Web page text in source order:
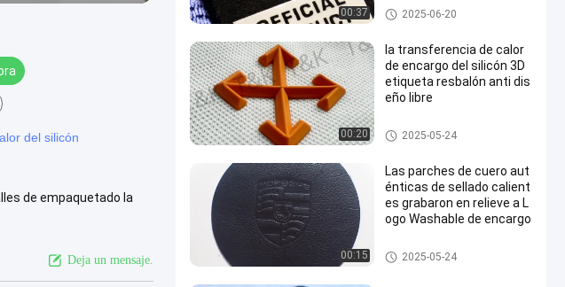
del silicón
de empaquetado la
Deja un mensaje.
00:37
apatos
Etiquetas de la transferencia d
e calor del silicón
2025-06-20
00:20
la transferencia de calor
de encargo del silicón 3D
etiqueta resbalón anti dis
eño libre
Etiquetas de la transferencia d
e calor del silicón
2025-05-24
00:15
Las parches de cuero aut
énticas de sellado calient
es grabaron en relieve a L
ogo Washable de encargo
Remiendos del cuero repujado
2025-05-24